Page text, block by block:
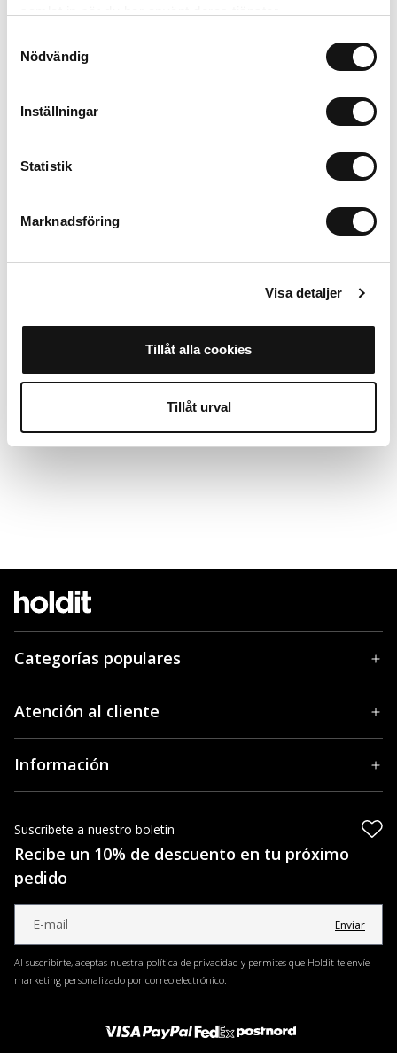
Nödvändig
Inställningar
Statistik
Marknadsföring
Visa detaljer
Tillåt alla cookies
Tillåt urval
Categorías populares
Atención al cliente
Información
Suscríbete a nuestro boletín
Recibe un 10% de descuento en tu próximo
pedido
Enviar
Al suscribirte, aceptas nuestra política de privacidad y permites que Holdit te envíe
marketing personalizado por correo electrónico.